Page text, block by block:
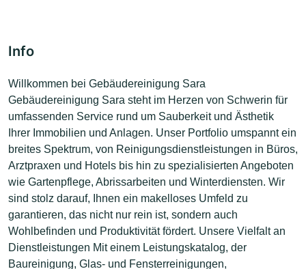
Info
Willkommen bei Gebäudereinigung Sara
Gebäudereinigung Sara steht im Herzen von Schwerin für
umfassenden Service rund um Sauberkeit und Ästhetik
Ihrer Immobilien und Anlagen. Unser Portfolio umspannt ein
breites Spektrum, von Reinigungsdienstleistungen in Büros,
Arztpraxen und Hotels bis hin zu spezialisierten Angeboten
wie Gartenpflege, Abrissarbeiten und Winterdiensten. Wir
sind stolz darauf, Ihnen ein makelloses Umfeld zu
garantieren, das nicht nur rein ist, sondern auch
Wohlbefinden und Produktivität fördert. Unsere Vielfalt an
Dienstleistungen Mit einem Leistungskatalog, der
Baureinigung, Glas- und Fensterreinigungen,